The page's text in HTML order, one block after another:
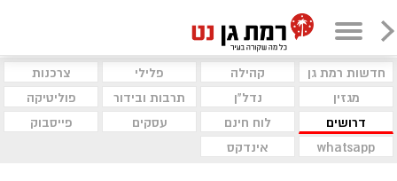
חדשות רמת גן קהילה פלילי
צרכנות
מגזין
נדל"ן תרבות ובידור
פוליטיקה
דרושים
לוח חינם עסקים
פייסבוק
whatsapp
אינדקס